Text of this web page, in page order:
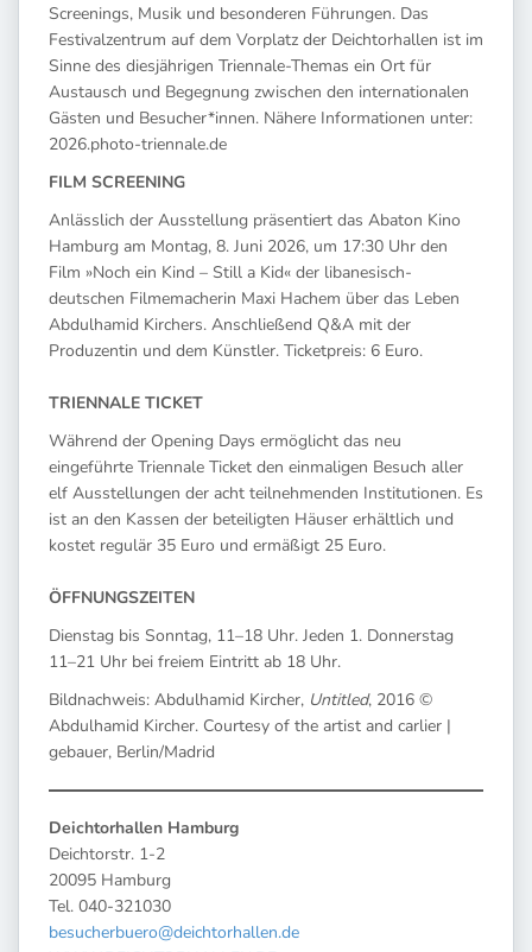
Screenings, Musik und besonderen Führungen. Das
Festivalzentrum auf dem Vorplatz der Deichtorhallen ist im
Sinne des diesjährigen Triennale-Themas ein Ort für
Austausch und Begegnung zwischen den internationalen
Gästen und Besucher*innen. Nähere Informationen unter:
2026.photo-triennale.de
FILM SCREENING
Anlässlich der Ausstellung präsentiert das Abaton Kino
Hamburg am Montag, 8. Juni 2026, um 17:30 Uhr den
Film »Noch ein Kind – Still a Kid« der libanesisch-
deutschen Filmemacherin Maxi Hachem über das Leben
Abdulhamid Kirchers. Anschließend Q&A mit der
Produzentin und dem Künstler. Ticketpreis: 6 Euro.
TRIENNALE TICKET
Während der Opening Days ermöglicht das neu
eingeführte Triennale Ticket den einmaligen Besuch aller
elf Ausstellungen der acht teilnehmenden Institutionen. Es
ist an den Kassen der beteiligten Häuser erhältlich und
kostet regulär 35 Euro und ermäßigt 25 Euro.
ÖFFNUNGSZEITEN
Dienstag bis Sonntag, 11–18 Uhr. Jeden 1. Donnerstag
11–21 Uhr bei freiem Eintritt ab 18 Uhr.
Bildnachweis: Abdulhamid Kircher, Untitled, 2016 ©
Abdulhamid Kircher. Courtesy of the artist and carlier |
gebauer, Berlin/Madrid
Deichtorhallen Hamburg
Deichtorstr. 1-2
20095 Hamburg
Tel. 040-321030
besucherbuero@deichtorhallen.de